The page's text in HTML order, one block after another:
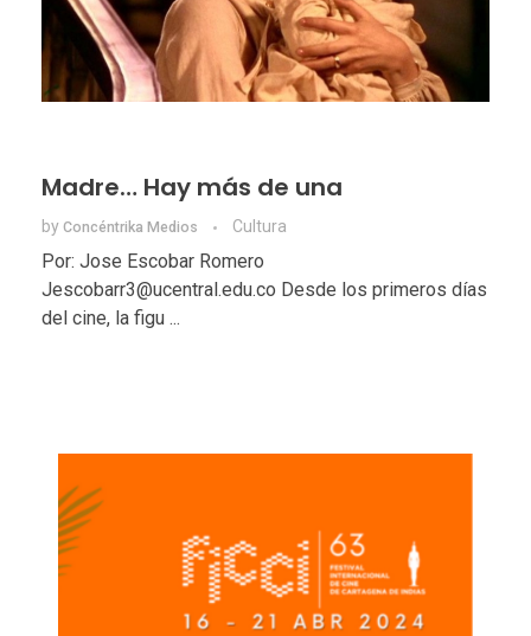
Madre… Hay más de una
by Concéntrika Medios Cultura
Por: Jose Escobar Romero
Jescobarr3@ucentral.edu.co Desde los primeros días
del cine, la figu ...